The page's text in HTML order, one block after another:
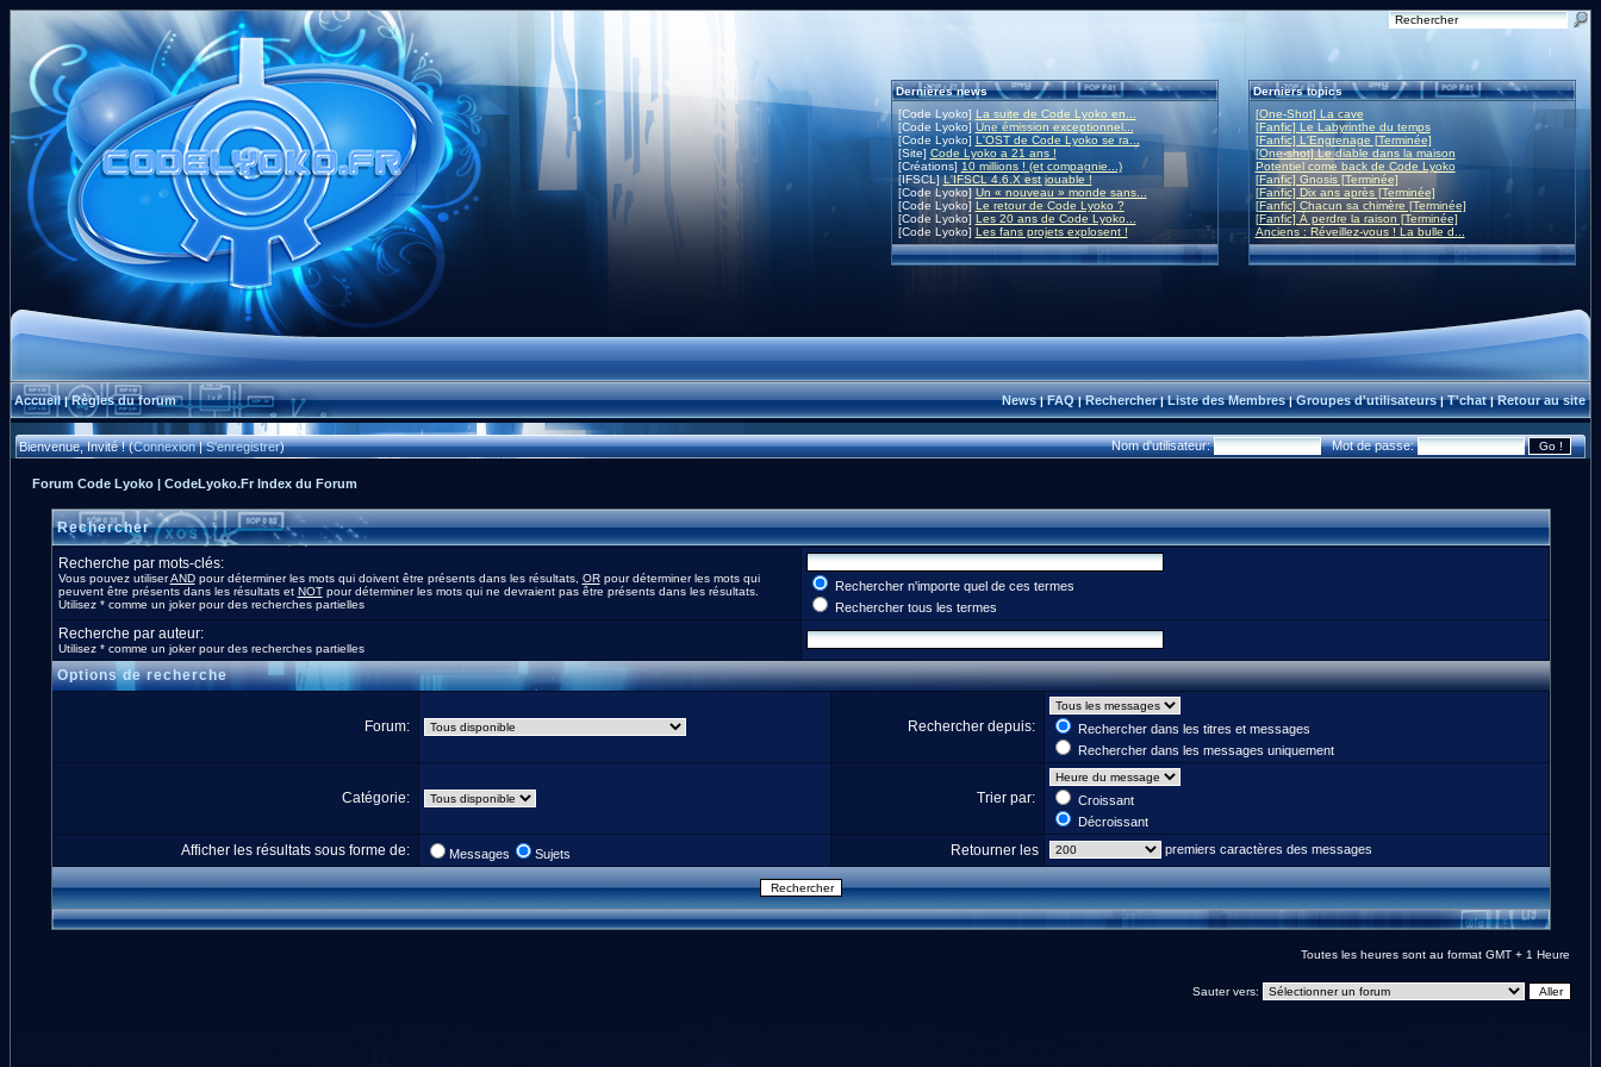
Dernières news
[Code Lyoko] La suite de Code Lyoko en...
[Code Lyoko]Une émission exceptionnel...
[Code Lyoko] L'OST de Code Lyoko se ra...
[Site] Code Lyoko a 21 ans !
[Créations] 10 millions ! (et compagnie...)
[IFSCL]L'IFSCL 4.6.X est jouable !
[Code Lyoko] Un « nouveau » monde sans...
[Code Lyoko] Le retour de Code Lyoko ?
[Code Lyoko] Les 20 ans de Code Lyoko...
[Code Lyoko] Les fans projets explosent !
Derniers topics
[One-Shot] La cave
[Fanfic] Le Labyrinthe du temps
[Fanfic] L'Engrenage [Terminée]
[One-shot] Le diable dans la maison
Potentiel come back de Code Lyoko
[Fanfic] Gnosis [Terminée]
[Fanfic] Dix ans après [Terminée]
[Fanfic] Chacun sa chimère [Terminée]
[Fanfic] À perdre la raison [Terminée]
Anciens : Réveillez-vous ! La bulle d...
Accueil|Règles du forum News|FAQ|Rechercher|Liste des Membres|Groupes d'utilisateurs|T'chat|Retour au site
Bienvenue, Invité ! (Connexion|S'enregistrer) Nom d'utilisateur: Mot de passe:
Forum Code Lyoko | CodeLyoko.Fr Index du Forum
Rechercher
Recherche par mots-clés:
Vous pouvez utiliserANDpour déterminer les mots qui doivent être présents dans les résultats, ORpour déterminer les mots qui
peuvent être présents dans les résultats et NOTpour déterminer les mots qui ne devraient pas être présents dans les résultats.
Utilisez * comme un joker pour des recherches partielles
Rechercher n'importe quel de ces termes
Rechercher tous les termes
Recherche par auteur:
Utilisez * comme un joker pour des recherches partielles
Options de recherche
Forum: Rechercher depuis:
Rechercher dans les titres et messages
Rechercher dans les messages uniquement
Catégorie: Trier par:
Croissant
Décroissant
Afficher les résultats sous forme de: Messages Sujets Retourner les premiers caractères des messages
Toutes les heures sont au format GMT + 1 Heure
Sauter vers: